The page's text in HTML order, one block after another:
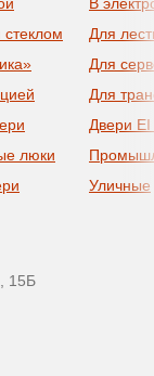
стеклом
люки
Для
Для
Для
Двери
Уличные
15Б